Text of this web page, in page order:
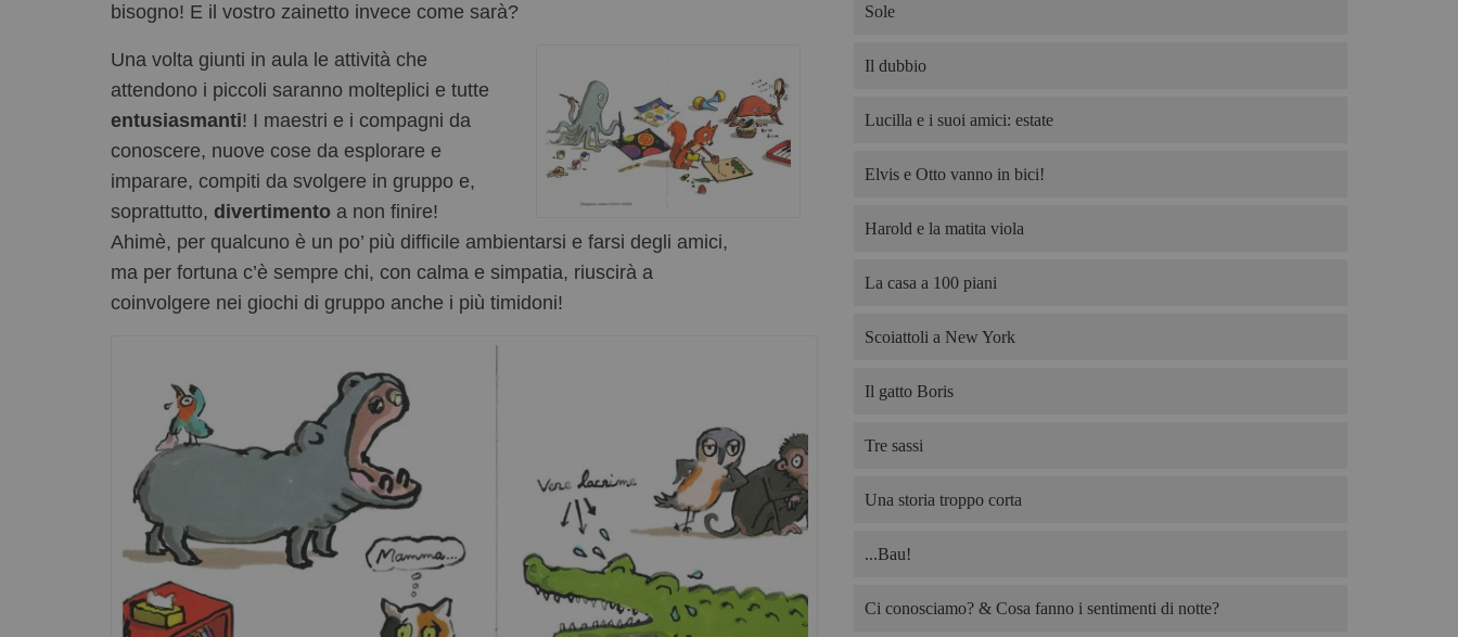
bisogno! E il vostro zainetto invece come sarà?
Una volta giunti in aula le attività che
attendono i piccoli saranno molteplici e tutte
entusiasmanti! I maestri e i compagni da
conoscere, nuove cose da esplorare e
imparare, compiti da svolgere in gruppo e,
soprattutto, divertimento a non finire!
Ahimè, per qualcuno è un po’ più difficile ambientarsi e farsi degli amici,
ma per fortuna c’è sempre chi, con calma e simpatia, riuscirà a
coinvolgere nei giochi di gruppo anche i più timidoni!
Sole
Il dubbio
Lucilla e i suoi amici: estate
Elvis e Otto vanno in bici!
Harold e la matita viola
La casa a 100 piani
Scoiattoli a New York
Il gatto Boris
Tre sassi
Una storia troppo corta
...Bau!
Ci conosciamo? & Cosa fanno i sentimenti di notte?